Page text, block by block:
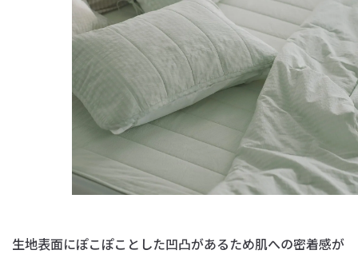
生地表面にぽこぽことした凹凸があるため肌への密着感が